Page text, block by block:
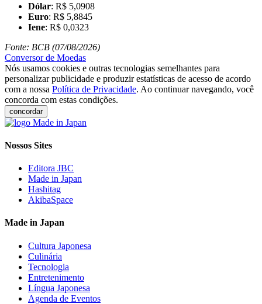
Dólar: R$ 5,0908
Euro: R$ 5,8845
Iene: R$ 0,0323
Fonte: BCB (07/08/2026)
Conversor de Moedas
Nós usamos cookies e outras tecnologias semelhantes para
personalizar publicidade e produzir estatísticas de acesso de acordo
com a nossa Política de Privacidade. Ao continuar navegando, você
concorda com estas condições.
concordar
Nossos Sites
Editora JBC
Made in Japan
Hashitag
AkibaSpace
Made in Japan
Cultura Japonesa
Culinária
Tecnologia
Entretenimento
Língua Japonesa
Agenda de Eventos